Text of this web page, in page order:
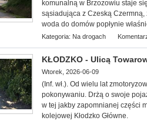
komunalną w Brzozowiu staje
sąsiadująca z Czeską
woda do domów popłynie
Kategoria: Na drogach
KŁODZKO - Ulicą
Wtorek, 2026-06-09
(Inf. wł.). Od wielu lat
pokonywaniu. Drżą o swoje
w tej jakby zapomnianej części
kolejowej Kłodzko Główne.